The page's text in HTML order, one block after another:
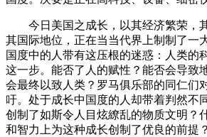
今日美国之成长，以其经济繁荣，其
其国际地位，正在当当代界上制制了一
国度中的人带有这压根的迷惑：人类的
这一步。能否了人的赋性？能否会导致
会最终以致人类？罗马俱乐部的同仁们
吁。处于成长中国度的人却带着判然不
创制了如斯令人目炫繚乱的物质文明？
和智力上为这种成长创制了优良的前提